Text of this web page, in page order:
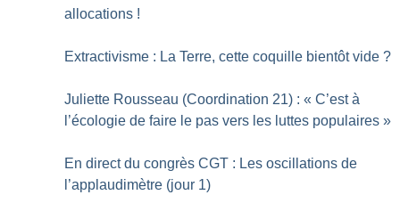
allocations !
Extractivisme : La Terre, cette coquille bientôt vide ?
Juliette Rousseau (Coordination 21) : « C’est à
l’écologie de faire le pas vers les luttes populaires »
En direct du congrès CGT : Les oscillations de
l’applaudimètre (jour 1)